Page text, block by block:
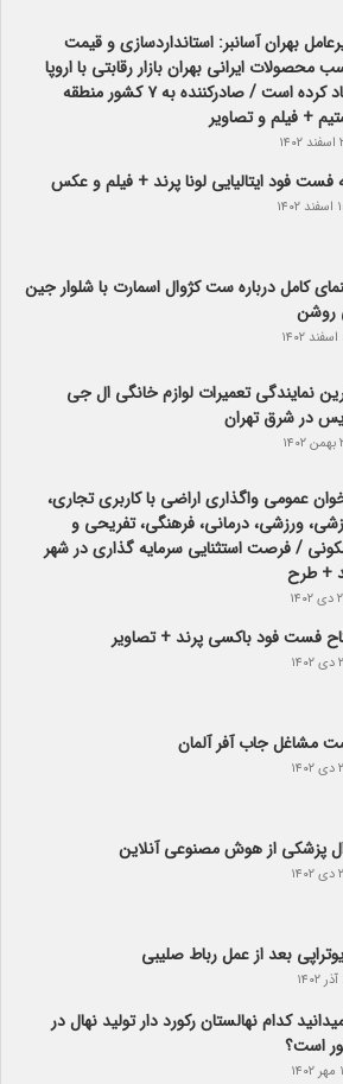
بهران آسانبر: استانداردسازی و قیمت
محصولات ایرانی بهران بازار رقابتی با اروپا
ایجاد کرده است / صادرکننده به ۷ کشور منطقه
+ فیلم و تصاویر
فست فود ایتالیایی لونا پرند + فیلم و عکس
کامل درباره ست کژوال اسمارت با شلوار جین
روشن
نمایندگی تعمیرات لوازم خانگی ال جی
در شرق تهران
عمومی واگذاری اراضی با کاربری تجاری،
ورزشی، درمانی، فرهنگی، تفریحی و
/ فرصت استثنایی سرمایه گذاری در شهر
+ طرح
فست فود باکسی پرند + تصاویر
مشاغل جاب آفر آلمان
پزشکی از هوش مصنوعی آنلاین
بعد از عمل رباط صلیبی
کدام نهالستان رکورد دار تولید نهال­ در
است؟